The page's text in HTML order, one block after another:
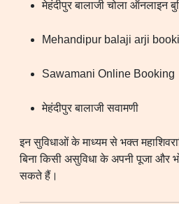
मेहंदीपुर बालाजी चोला ऑनलाइन
Mehandipur balaji arji
Sawamani Online Booking
मेहंदीपुर बालाजी सवामणी
इन सुविधाओं के माध्यम से भक्त
बिना किसी असुविधा के अपनी पूजा और
सकते हैं।